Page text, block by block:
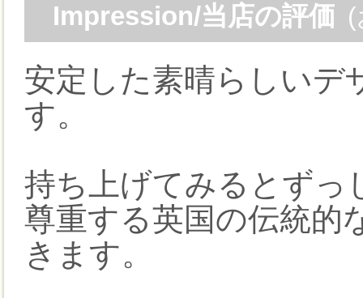
Impression/当店の評価
安定した素晴らしいデ
す。
持ち上げてみるとずっ
尊重する英国の伝統的
きます。